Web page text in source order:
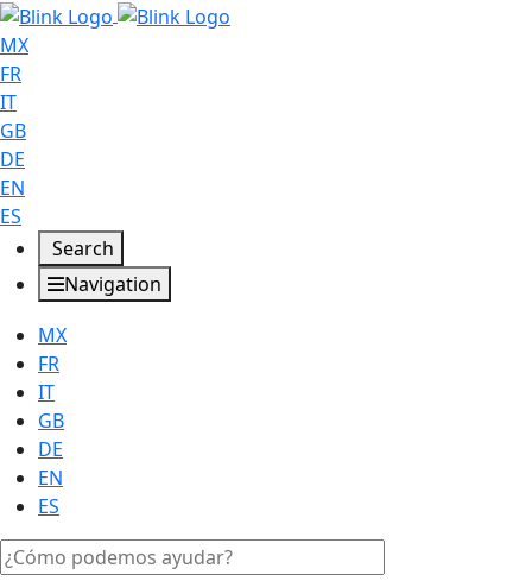
MX
FR
IT
GB
DE
EN
ES
Search
Navigation
MX
FR
IT
GB
DE
EN
ES